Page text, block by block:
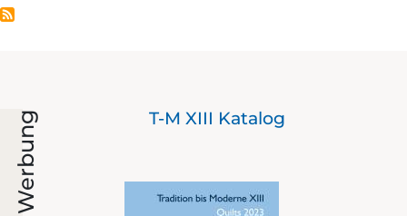
Werbung
bis
T-M XIII Katalog